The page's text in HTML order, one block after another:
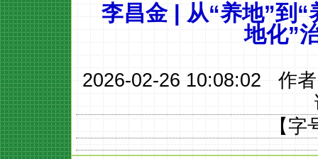
李昌金 | 从“养地”到
地化”
2026-02-26 10:08:02 作
【字